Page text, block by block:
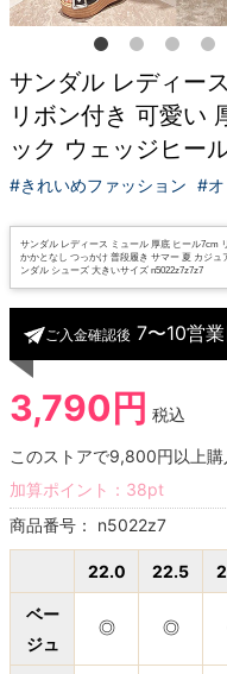
サンダル レディー
リボン付き 可愛い
ック ウェッジヒー
#きれいめファッション #オ
サンダル レディース ミュール 厚底 ヒール7cm
かかとなし つっかけ 普段履き サマー 夏 カジ
ンダル シューズ 大きいサイズ n5022z7z7z7
ご入金確認後 7〜10営業
3,790円 税込
このストアで9,800円以上購
加算ポイント： 38pt
商品番号： n5022z7
22.0 22.5
ベー
ジュ
◎ ◎